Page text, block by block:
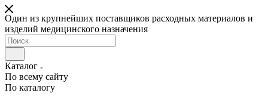
Один из крупнейших поставщиков расходных материалов и
изделий медицинского назначения
Каталог
По всему сайту
По каталогу